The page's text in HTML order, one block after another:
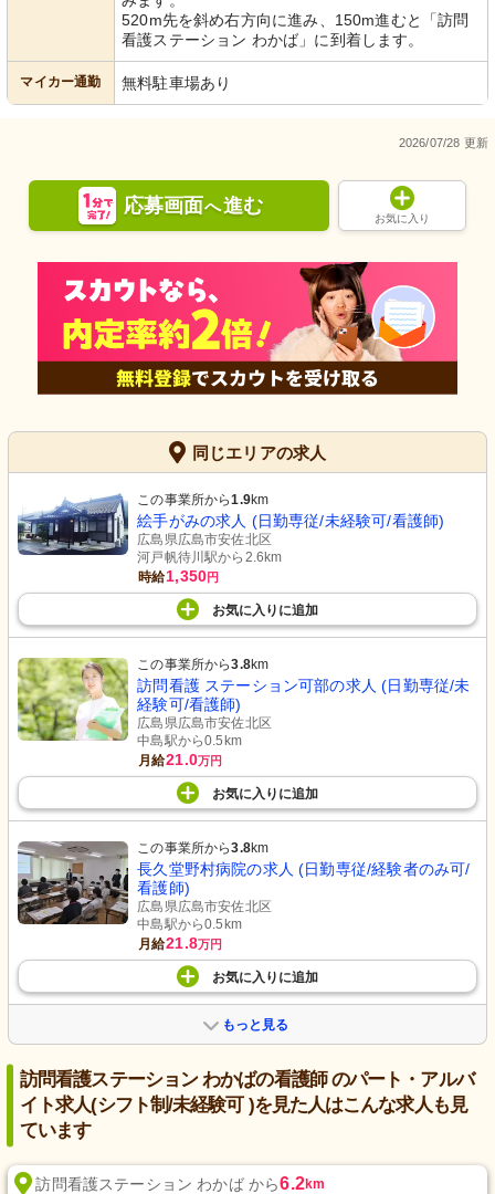
520m先を斜め右方向に進み、150m進むと「訪問
看護ステーション わかば」に到着します。
マイカー通勤 無料駐車場あり
2026/07/28 更新
応募画面へ進む
お気に入り
同じエリアの求人
この事業所から1.9km
絵手がみの求人 (日勤専従/未経験可/看護師)
広島県広島市安佐北区
河戸帆待川駅から2.6km
時給1,350円
お気に入り に追加
この事業所から3.8km
訪問看護 ステーション可部の求人 (日勤専従/未
経験可/看護師)
広島県広島市安佐北区
中島駅から0.5km
月給21.0万円
お気に入り に追加
この事業所から3.8km
長久堂野村病院の求人 (日勤専従/経験者のみ可/
看護師)
広島県広島市安佐北区
中島駅から0.5km
月給21.8万円
お気に入り に追加
もっと見る
訪問看護ステーション わかばの看護師 のパート・アルバ
イト求人(シフト制/未経験可 )を見た人はこんな求人も見
ています
訪問看護ステーション わかば から6.2km